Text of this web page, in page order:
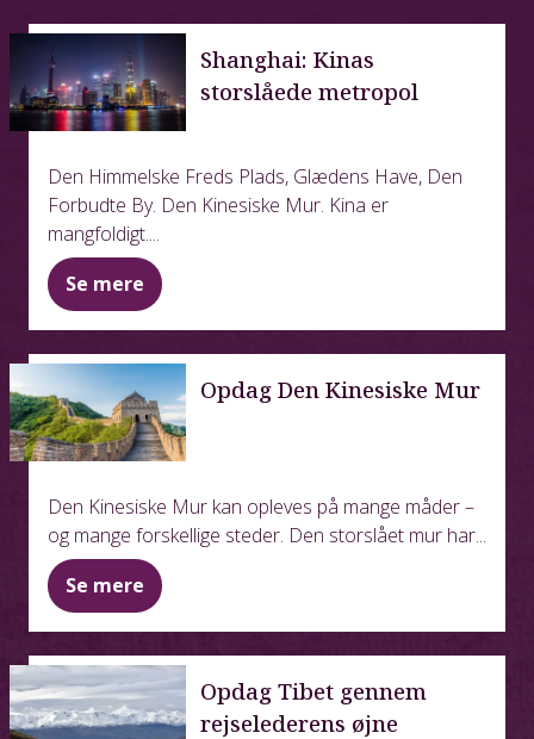
Shanghai: Kinas
storslåede metropol
Den Himmelske Freds Plads, Glædens Have, Den
Forbudte By. Den Kinesiske Mur. Kina er
mangfoldigt....
Se mere
Opdag Den Kinesiske Mur
Den Kinesiske Mur kan opleves på mange måder –
og mange forskellige steder. Den storslået mur har...
Se mere
Opdag Tibet gennem
rejselederens øjne